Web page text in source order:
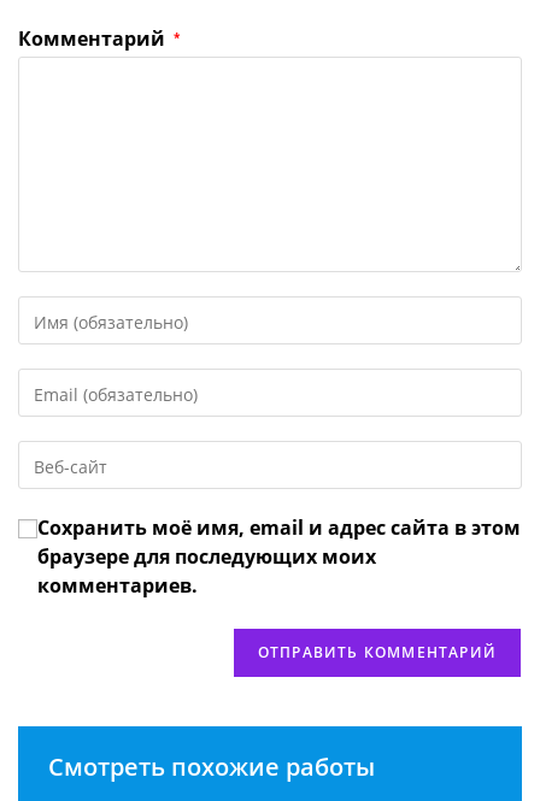
Комментарий *
свое
или
имя
чтобы
прокомментировать
свой
адрес,
чтобы
URL
веб-
сайта
(необязательно)
Сохранить моё имя, email и адрес сайта в этом
браузере для последующих моих
комментариев.
Смотреть похожие работы